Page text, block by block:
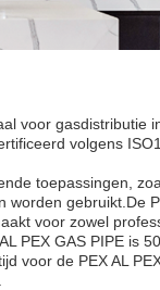
voor gasdistributie
volgens
toepassingen,
gebruikt.De
voor zowel
PEX GAS PIPE is
voor de PEX AL